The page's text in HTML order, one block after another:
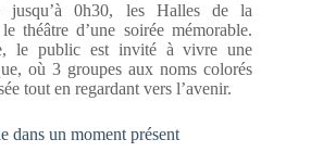
0h30, les Halles de la
théâtre d’une soirée mémorable.
le public est invité à vivre une
où 3 groupes aux noms colorés
tout en regardant vers l’avenir.
dans un moment présent